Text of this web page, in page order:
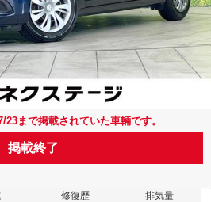
23まで掲載されていた車輛です。
掲載終了
修復歴 排気量